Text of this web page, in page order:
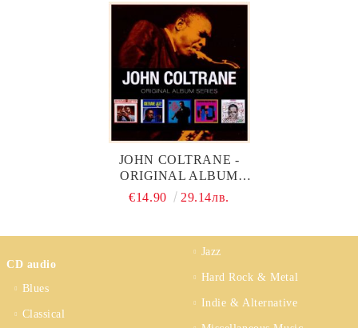
JOHN COLTRANE -
ORIGINAL ALBUM
SERIES (5CD) (CD)
€14.90 29.14лв.
CD audio
Blues
Classical
Jazz
Hard Rock & Metal
Indie & Alternative